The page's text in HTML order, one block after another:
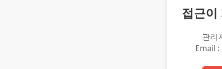
접근이
관리
Email